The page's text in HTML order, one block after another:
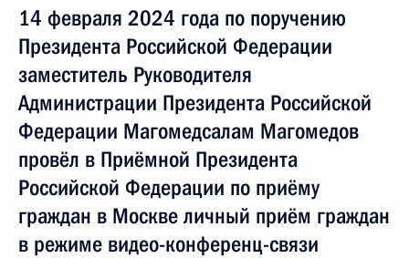
14 февраля 2024 года по поручению
Президента Российской Федерации
заместитель Руководителя
Администрации Президента Российской
Федерации Магомедсалам Магомедов
провёл в Приёмной Президента
Российской Федерации по приёму
граждан в Москве личный приём граждан
в режиме видео-конференц-связи